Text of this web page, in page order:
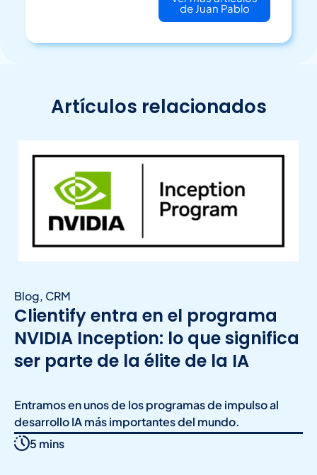
de Juan Pablo
Artículos relacionados
Blog, CRM
Clientify entra en el programa
NVIDIA Inception: lo que significa
ser parte de la élite de la IA
Entramos en unos de los programas de impulso al
desarrollo IA más importantes del mundo.
5 mins